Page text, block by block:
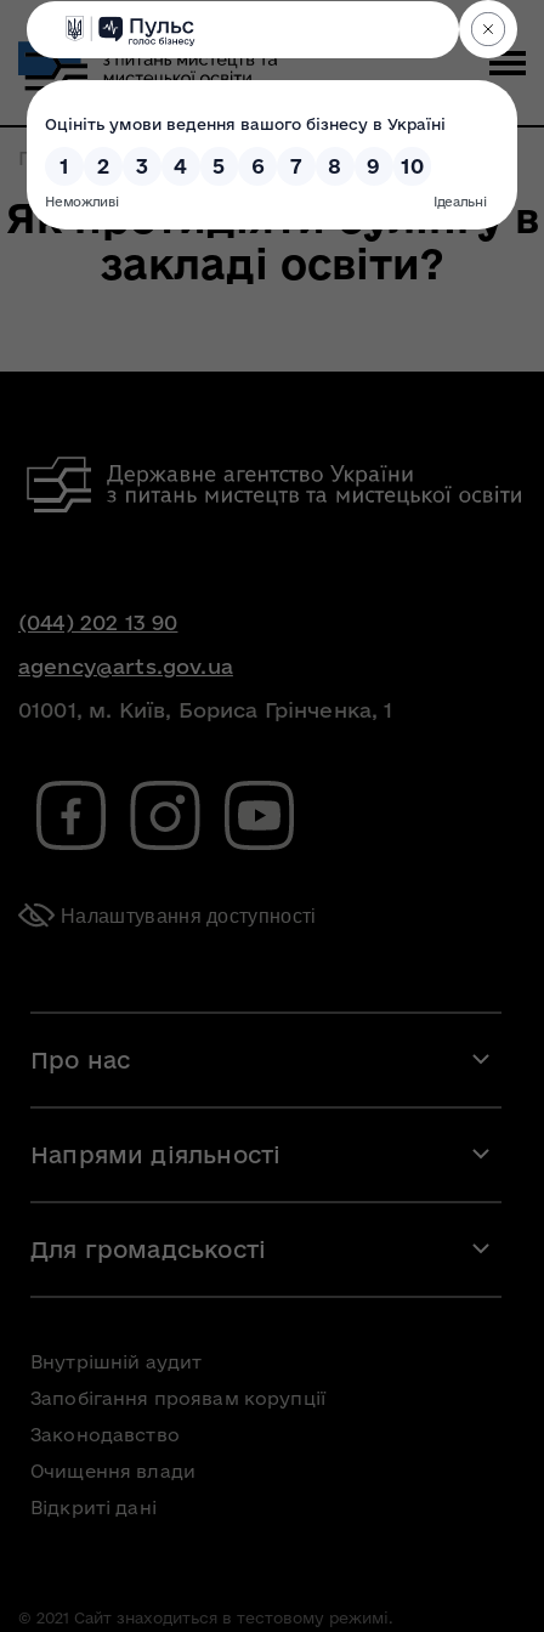
Головна Записи по метке: поради
Як протидіяти булінгу в
закладі освіти?
(044) 202 13 90
agency@arts.gov.ua
01001, м. Київ, Бориса Грінченка, 1
Налаштування доступності
Про нас
Команда
Вакансії
Напрями діяльності
Мистецька освіта
Для громадськості
Громадська рада
Консультації з громадськістю
Доступ до публічної інформації
Безоплатна первинна правнича допомога
Внутрішній аудит
Запобігання проявам корупції
Законодавство
Очищення влади
Відкриті дані
© 2021 Сайт знаходиться в тестовому режимі.